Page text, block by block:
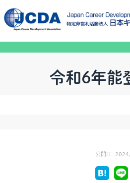
令和６年能
公開日：